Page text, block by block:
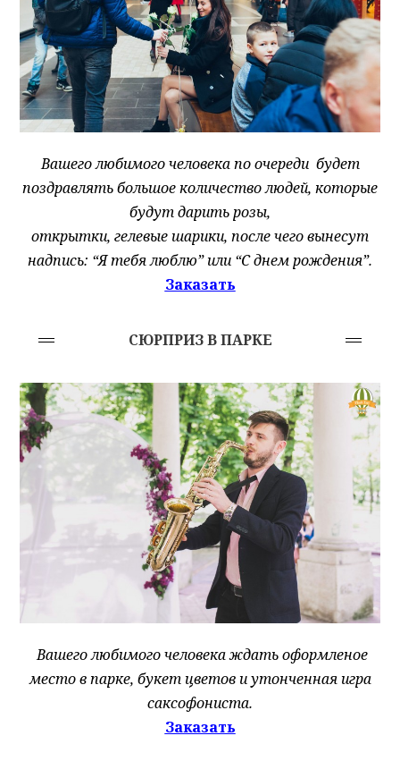
Вашего любимого человека по очереди будет
поздравлять большое количество людей, которые
будут дарить розы,
открытки, гелевые шарики, после чего вынесут
надпись: “Я тебя люблю” или “С днем рождения”.
Заказать
СЮРПРИЗ В ПАРКЕ
Вашего любимого человека ждать оформленое
место в парке, букет цветов и утонченная игра
саксофониста.
Заказать